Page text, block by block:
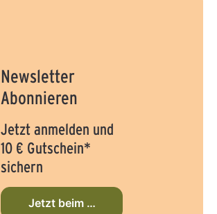
Newsletter
Abonnieren
Jetzt anmelden und
10 € Gutschein*
sichern
Jetzt beim Newsletter anmelden